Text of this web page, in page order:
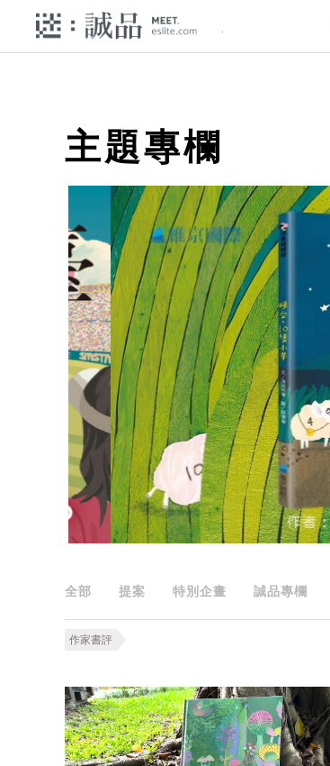
主題專欄
全部 提案 特別企畫 誠品專欄
作家書評